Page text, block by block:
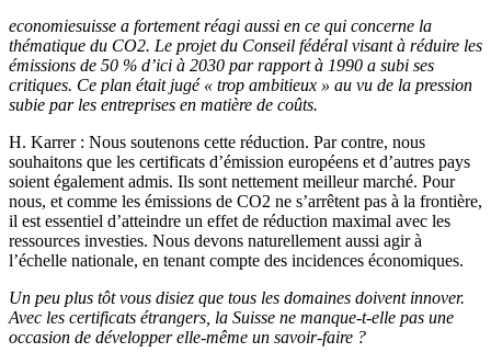
economiesuisse a fortement réagi aussi en ce qui concerne la
thématique du CO2. Le projet du Conseil fédéral visant à réduire les
émissions de 50 % d’ici à 2030 par rapport à 1990 a subi ses
critiques. Ce plan était jugé « trop ambitieux » au vu de la pression
subie par les entreprises en matière de coûts.
H. Karrer: Nous soutenons cette réduction. Par contre, nous
souhaitons que les certificats d’émission européens et d’autres pays
soient également admis. Ils sont nettement meilleur marché. Pour
nous, et comme les émissions de CO2 ne s’arrêtent pas à la frontière,
il est essentiel d’atteindre un effet de réduction maximal avec les
ressources investies. Nous devons naturellement aussi agir à
l’échelle nationale, en tenant compte des incidences économiques.
Un peu plus tôt vous disiez que tous les domaines doivent innover.
Avec les certificats étrangers, la Suisse ne manque-t-elle pas une
occasion de développer elle-même un savoir-faire ?